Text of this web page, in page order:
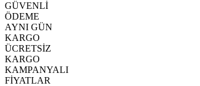
GÜVENLİ
ÖDEME
AYNI GÜN
KARGO
ÜCRETSİZ
KARGO
KAMPANYALI
FİYATLAR